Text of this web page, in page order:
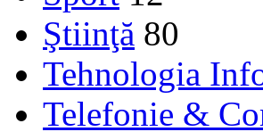
Ştiinţă 80
Tehnologia
Telefonie &